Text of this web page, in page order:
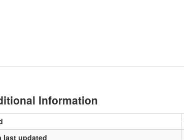
Information
last updated